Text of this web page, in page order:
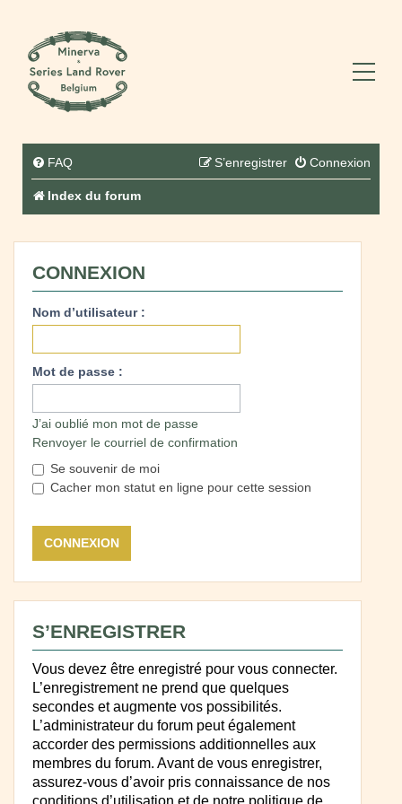
FAQ Connexion
S’enregistrer
Index du forum
CONNEXION
Nom d’utilisateur :
Mot de passe :
J’ai oublié mon mot de passe
Renvoyer le courriel de confirmation
Se souvenir de moi
Cacher mon statut en ligne pour cette session
S’ENREGISTRER
Vous devez être enregistré pour vous connecter.
L’enregistrement ne prend que quelques
secondes et augmente vos possibilités.
L’administrateur du forum peut également
accorder des permissions additionnelles aux
membres du forum. Avant de vous enregistrer,
assurez-vous d’avoir pris connaissance de nos